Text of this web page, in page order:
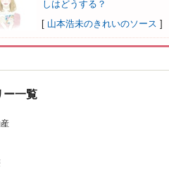
しはどうする？
[ 山本浩未のきれいのソース ]
ー一覧